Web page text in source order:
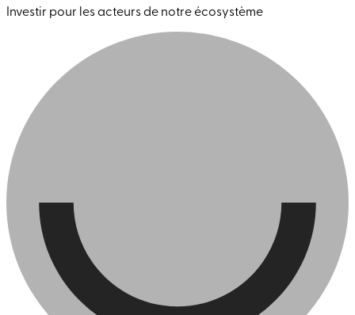
Investir pour les acteurs de notre écosystème